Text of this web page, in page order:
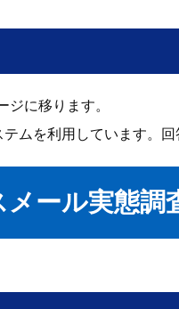
ジに移ります。
ムを利用しています。回
メール実態